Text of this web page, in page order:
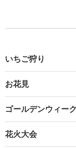
いちご狩り
お花見
ゴールデンウィーク
花火大会